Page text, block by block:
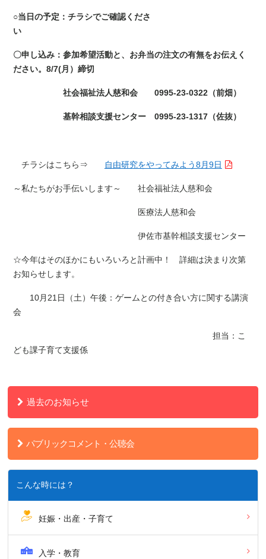
○当日の予定：チラシでご確認くださ
い
〇申し込み：参加希望活動と、お弁当の注文の有無をお伝えく
ださい。8/7(月）締切
社会福祉法人慈和会 0995-23-0322（前畑）
基幹相談支援センター 0995-23-1317（佐抜）
チラシはこちら⇒ 自由研究をやってみよう8月9日
～私たちがお手伝いします～ 社会福祉法人慈和会
医療法人慈和会
伊佐市基幹相談支援センター
☆今年はそのほかにもいろいろと計画中！ 詳細は決まり次第
お知らせします。
10月21日（土）午後：ゲームとの付き合い方に関する講演
会
担当：こ
ども課子育て支援係
過去のお知らせ
パブリックコメント・公聴会
こんな時には？
妊娠・出産・子育て
入学・教育